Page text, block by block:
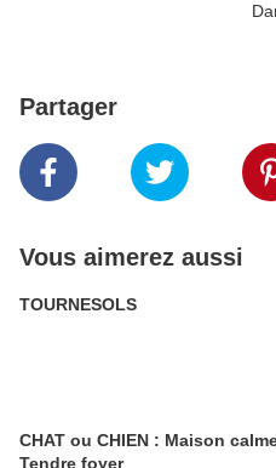
Partager
Vous aimerez aussi
TOURNESOLS
CHAT ou CHIEN : Maison
Tendre foyer